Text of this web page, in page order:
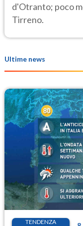
d'Otranto; poco
Tirreno.
Ultime news
TENDENZA